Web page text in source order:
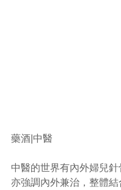
藥酒|中醫
中醫的世界有內外婦兒
亦強調內外兼治，整體